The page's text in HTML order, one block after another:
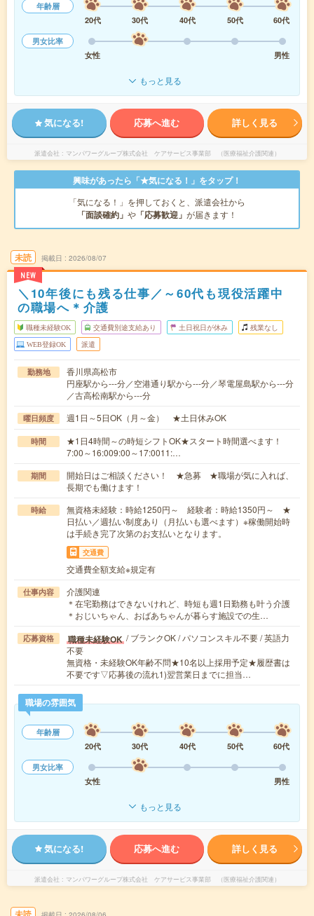
年齢層
20代
30代 40代 50代
60代
男女比率
女性
男性
もっと見る
気になる! 応募へ進む 詳しく見る
派遣会社 マンパワーグループ株式会社 ケアサービス事業部 （医療福祉介護関連）
興味があったら「★気になる！」をタップ！
「気になる！」を押しておくと、派遣会社から
「面談確約」 や 「応募歓迎」 が届きます！
未読
NEW
掲載日 2026/08/07
＼10年後にも残る仕事／～60代も現役活躍中
の職場へ＊介護
職種未経験OK 交通費別途支給あり 土日祝日が休み 残業なし
WEB登録OK 派遣
勤務地
香川県高松市
円座駅から---分／空港通り駅から---分／琴電屋島駅から---分
／古高松南駅から---分
曜日頻度 週1日～5日OK（月～金） ★土日休みOK
時間
★1日4時間～の時短シフトOK★スタート時間選べます！
7:00～16:009:00～17:0011:…
期間
開始日はご相談ください！ ★急募 ★職場が気に入れば、
長期でも働けます！
時給
無資格未経験：時給1250円～ 経験者：時給1350円～ ★
日払い／週払い制度あり（月払いも選べます）※稼働開始時
は手続き完了次第のお支払いとなります。
交通費
交通費全額支給※規定有
仕事内容
介護関連
＊在宅勤務はできないけれど、時短も週1日勤務も叶う介護
＊おじいちゃん、おばあちゃんが暮らす施設での生…
応募資格 職種未経験OK / ブランクOK / パソコンスキル不要 / 英語力
不要
無資格・未経験OK年齢不問★10名以上採用予定★履歴書は
不要です▽応募後の流れ1)翌営業日までに担当…
職場の雰囲気
年齢層
20代
30代 40代 50代
60代
男女比率
女性
男性
もっと見る
気になる! 応募へ進む 詳しく見る
派遣会社 マンパワーグループ株式会社 ケアサービス事業部 （医療福祉介護関連）